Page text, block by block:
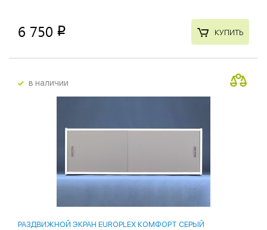
6 750 p КУПИТЬ
в наличии
РАЗДВИЖНОЙ ЭКРАН EUROPLEX КОМФОРТ СЕРЫЙ